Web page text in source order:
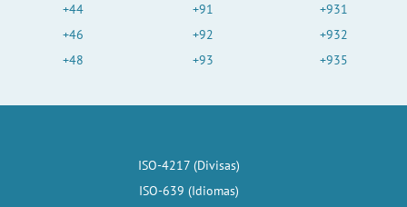
+44
+46
+48
+91
+92
+93
+931
+932
+935
ISO-4217 (Divisas)
ISO-639 (Idiomas)